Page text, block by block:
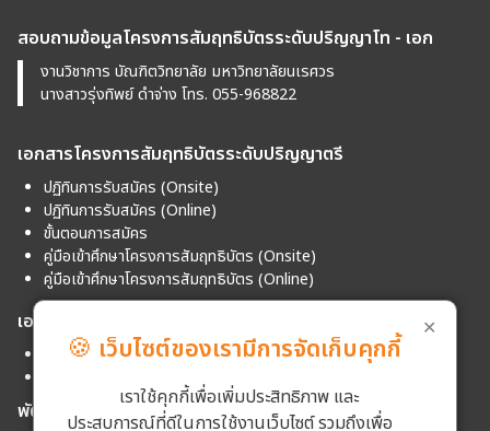
สอบถามข้อมูลโครงการสัมฤทธิบัตรระดับปริญญาโท - เอก
งานวิชาการ บัณฑิตวิทยาลัย มหาวิทยาลัยนเรศวร
นางสาวรุ่งทิพย์ ดำจ่าง โทร. 055-968822
เอกสารโครงการสัมฤทธิบัตรระดับปริญญาตรี
ปฏิทินการรับสมัคร (Onsite)
ปฏิทินการรับสมัคร (Online)
ขั้นตอนการสมัคร
คู่มือเข้าศึกษาโครงการสัมฤทธิบัตร (Onsite)
คู่มือเข้าศึกษาโครงการสัมฤทธิบัตร (Online)
เอกสารโครงการสัมฤทธิบัตรระดับปริญญาโท - เอก
ปฏิทินการรับสมัคร
พัฒนาระบบโดย
✕
🍪 เว็บไซต์ของเรามีการจัดเก็บคุกกี้
เราใช้คุกกี้เพื่อเพิ่มประสิทธิภาพ และ
ประสบการณ์ที่ดีในการใช้งานเว็บไซต์ รวมถึงเพื่อ